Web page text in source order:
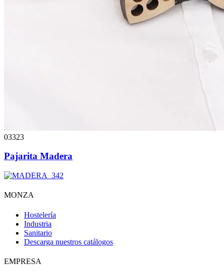
03323
Pajarita Madera
MONZA
Hostelería
Industria
Sanitario
Descarga nuestros catálogos
EMPRESA